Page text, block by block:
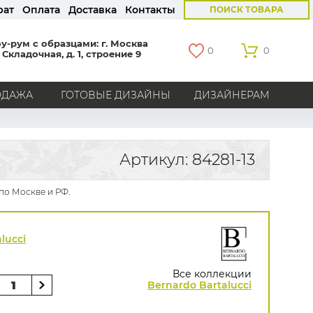
Оплата Доставка Контакты ПОИСК ТОВАРА
рум с образцами: г. Москва
Складочная, д. 1, строение 9
0 0
ГОТОВЫЕ ДИЗАЙНЫ ДИЗАЙНЕРАМ
Америка
Англия Бельгия
Германия
Голландия
Россия Все страны
Marburg
Zambaiti
AS Creation
Hygge Roll
Распродажа остатков
Grandeco
Артикул: 84281-13
по Москве и РФ.
Все коллекции
Bernardo Bartalucci